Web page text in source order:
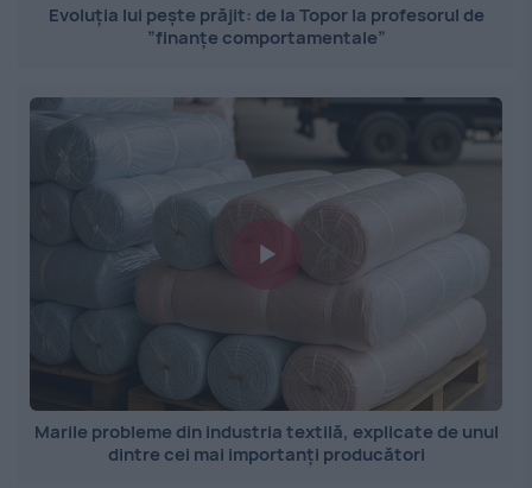
Evoluția lui pește prăjit: de la Topor la profesorul de
”finanțe comportamentale”
Marile probleme din industria textilă, explicate de unul
dintre cei mai importanți producători